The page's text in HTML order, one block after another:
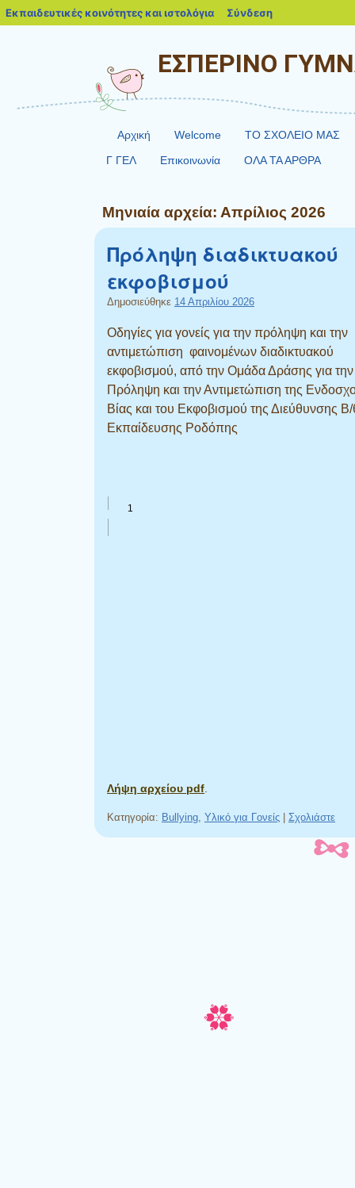
ΕΣΠΕΡΙΝΟ
Αρχική Welcome ΤΟ ΣΧΟΛΕΙΟ ΜΑΣ
Γ ΓΕΛ
Επικοινωνία ΟΛΑ ΤΑ ΑΡΘΡΑ
Μηνιαία αρχεία: Απρίλιος 2026
Πρόληψη διαδικτυακού
εκφοβισμού
Δημοσιεύθηκε 14 Απριλίου 2026
Οδηγίες για γονείς για την πρόληψη και την
αντιμετώπιση φαινομένων διαδικτυακού
εκφοβισμού, από την Ομάδα Δράσης για την
Πρόληψη και την Αντιμετώπιση της
Βίας και του Εκφοβισμού της Διεύθυνσης Β/
Εκπαίδευσης Ροδόπης
Λήψη αρχείου pdf
Κατηγορία: Bullying Υλικό για Γονείς Σχολιάστε
Εκπαιδευτικές κοινότητες και ιστολόγια blogs.sch.gr
Σύνδεση